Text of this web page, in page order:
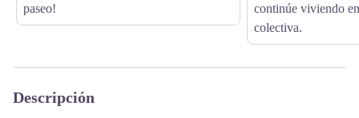
paseo!
continúe viviendo
colectiva.
Descripción